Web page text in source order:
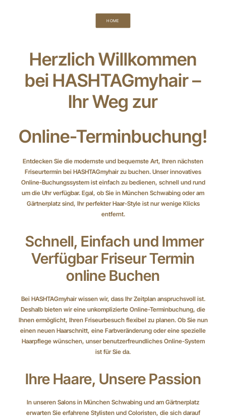
HOME
Herzlich Willkommen
bei HASHTAGmyhair –
Ihr Weg zur
Online-Terminbuchung!
Entdecken Sie die modernste und bequemste Art, Ihren nächsten
Friseurtermin bei HASHTAGmyhair zu buchen. Unser innovatives
Online-Buchungssystem ist einfach zu bedienen, schnell und rund
um die Uhr verfügbar. Egal, ob Sie in München Schwabing oder am
Gärtnerplatz sind, Ihr perfekter Haar-Style ist nur wenige Klicks
entfernt.
Schnell, Einfach und Immer
Verfügbar Friseur Termin
online Buchen
Bei HASHTAGmyhair wissen wir, dass Ihr Zeitplan anspruchsvoll ist.
Deshalb bieten wir eine unkomplizierte Online-Terminbuchung, die
Ihnen ermöglicht, Ihren Friseurbesuch flexibel zu planen. Ob Sie nun
einen neuen Haarschnitt, eine Farbveränderung oder eine spezielle
Haarpflege wünschen, unser benutzerfreundliches Online-System
ist für Sie da.
Ihre Haare, Unsere Passion
In unseren Salons in München Schwabing und am Gärtnerplatz
erwarten Sie erfahrene Stylisten und Coloristen, die sich darauf